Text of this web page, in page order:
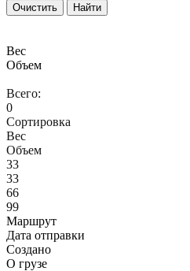
Очистить Найти
Вес
Объем
Всего:
0
Сортировка
Вес
Объем
33
33
66
99
Маршрут
Дата отправки
Создано
О грузе